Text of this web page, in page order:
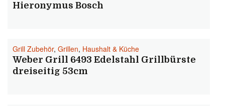
Hieronymus Bosch
Grill Zubehör, Grillen, Haushalt & Küche
Weber Grill 6493 Edelstahl Grillbürste
dreiseitig 53cm